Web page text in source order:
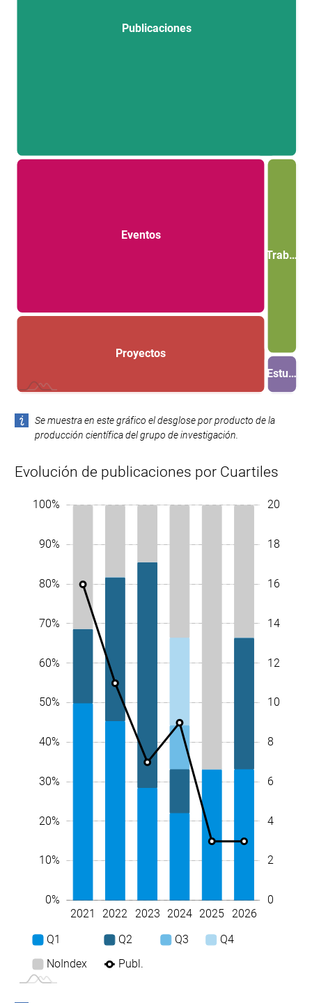
Publicaciones
Eventos
Proyectos
Trab…
Estu…
Se muestra en este gráfico el desglose por producto de la
producción científica del grupo de investigación.
Evolución de publicaciones por Cuartiles
10%
100%
90%
80%
70%
60%
50%
40%
30%
20%
10%
0%
10
-4
-2
0
2
4
6
8
10
12
14
16
18
20
22
2021 2022 2023 2024 2025
2026
Q1
Q2 Q3
Q4
NoIndex
Publ.